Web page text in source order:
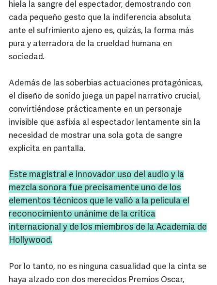
hiela la sangre del espectador, demostrando con
cada pequeño gesto que la indiferencia absoluta
ante el sufrimiento ajeno es, quizás, la forma más
pura y aterradora de la crueldad humana en
sociedad.
Además de las soberbias actuaciones protagónicas,
el diseño de sonido juega un papel narrativo crucial,
convirtiéndose prácticamente en un personaje
invisible que asfixia al espectador lentamente sin la
necesidad de mostrar una sola gota de sangre
explícita en pantalla.
Este magistral e innovador uso del audio y la
mezcla sonora fue precisamente uno de los
elementos técnicos que le valió a la película el
reconocimiento unánime de la crítica
internacional y de los miembros de la Academia de
Hollywood.
Por lo tanto, no es ninguna casualidad que la cinta se
haya alzado con dos merecidos Premios Oscar,